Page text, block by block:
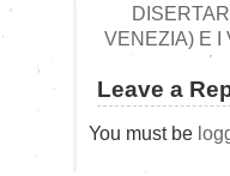
VENEZIA) E I
Leave a
You must be